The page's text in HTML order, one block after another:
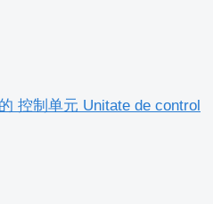
控制单元 Unitate de control